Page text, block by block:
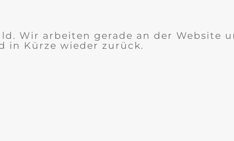
Wir arbeiten gerade an der Website
in Kürze wieder zurück.